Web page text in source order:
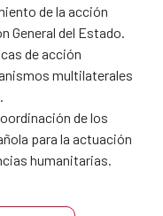
de la acción
General del Estado.
de acción
multilaterales
de los
para la actuación
humanitarias.